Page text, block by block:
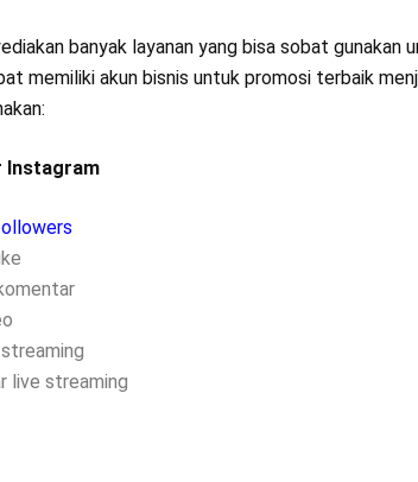
banyak layanan yang bisa sobat gunakan
memiliki akun bisnis untuk promosi terbaik
Instagram
live streaming